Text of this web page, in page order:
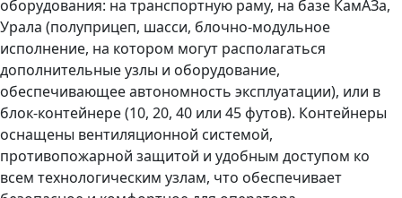
оборудования: на транспортную раму, на базе КамАЗа,
Урала (полуприцеп, шасси, блочно-модульное
исполнение, на котором могут располагаться
дополнительные узлы и оборудование,
обеспечивающее автономность эксплуатации), или в
блок-контейнере (10, 20, 40 или 45 футов). Контейнеры
оснащены вентиляционной системой,
противопожарной защитой и удобным доступом ко
всем технологическим узлам, что обеспечивает